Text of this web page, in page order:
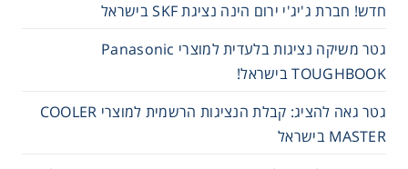
חדש! חברת ג'יג'י ירום הינה נציגת SKF בישראל
גטר משיקה נציגות בלעדית למוצרי Panasonic
TOUGHBOOK בישראל!
גטר גאה להציג: קבלת הנציגות הרשמית למוצרי COOLER
MASTER בישראל